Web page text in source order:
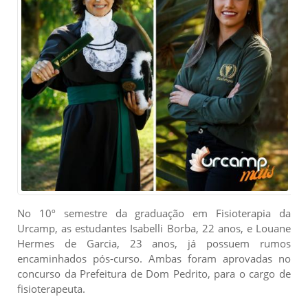
No 10º semestre da graduação em Fisioterapia da
Urcamp, as estudantes Isabelli Borba, 22 anos, e Louane
Hermes de Garcia, 23 anos, já possuem rumos
encaminhados pós-curso. Ambas foram aprovadas no
concurso da Prefeitura de Dom Pedrito, para o cargo de
fisioterapeuta.